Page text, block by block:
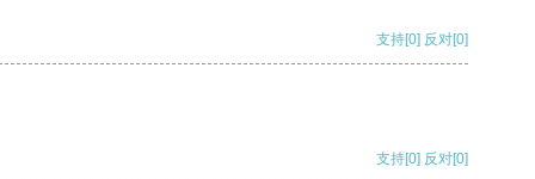
支持[0] 反对[0]
支持[0] 反对[0]